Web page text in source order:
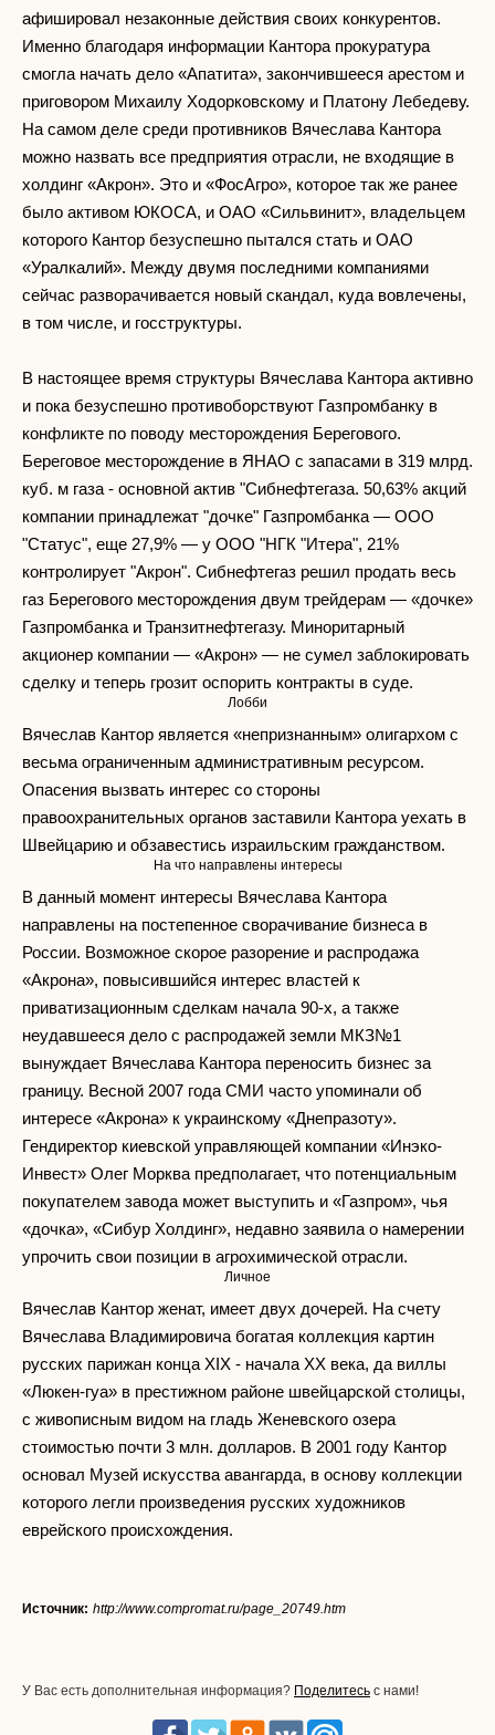
афишировал незаконные действия своих конкурентов.
Именно благодаря информации Кантора прокуратура
смогла начать дело «Апатита», закончившееся арестом и
приговором Михаилу Ходорковскому и Платону Лебедеву.
На самом деле среди противников Вячеслава Кантора
можно назвать все предприятия отрасли, не входящие в
холдинг «Акрон». Это и «ФосАгро», которое так же ранее
было активом ЮКОСА, и ОАО «Сильвинит», владельцем
которого Кантор безуспешно пытался стать и ОАО
«Уралкалий». Между двумя последними компаниями
сейчас разворачивается новый скандал, куда вовлечены,
в том числе, и госструктуры.
В настоящее время структуры Вячеслава Кантора активно
и пока безуспешно противоборствуют Газпромбанку в
конфликте по поводу месторождения Берегового.
Береговое месторождение в ЯНАО с запасами в 319 млрд.
куб. м газа - основной актив "Сибнефтегаза. 50,63% акций
компании принадлежат "дочке" Газпромбанка — ООО
"Статус", еще 27,9% — у ООО "НГК "Итера", 21%
контролирует "Акрон". Сибнефтегаз решил продать весь
газ Берегового месторождения двум трейдерам — «дочке»
Газпромбанка и Транзитнефтегазу. Миноритарный
акционер компании — «Акрон» — не сумел заблокировать
сделку и теперь грозит оспорить контракты в суде.
Лобби
Вячеслав Кантор является «непризнанным» олигархом с
весьма ограниченным административным ресурсом.
Опасения вызвать интерес со стороны
правоохранительных органов заставили Кантора уехать в
Швейцарию и обзавестись израильским гражданством.
На что направлены интересы
В данный момент интересы Вячеслава Кантора
направлены на постепенное сворачивание бизнеса в
России. Возможное скорое разорение и распродажа
«Акрона», повысившийся интерес властей к
приватизационным сделкам начала 90-х, а также
неудавшееся дело с распродажей земли МКЗ№1
вынуждает Вячеслава Кантора переносить бизнес за
границу. Весной 2007 года СМИ часто упоминали об
интересе «Акрона» к украинскому «Днепразоту».
Гендиректор киевской управляющей компании «Инэко-
Инвест» Олег Морква предполагает, что потенциальным
покупателем завода может выступить и «Газпром», чья
«дочка», «Сибур Холдинг», недавно заявила о намерении
упрочить свои позиции в агрохимической отрасли.
Личное
Вячеслав Кантор женат, имеет двух дочерей. На счету
Вячеслава Владимировича богатая коллекция картин
русских парижан конца XIX - начала XX века, да виллы
«Люкен-гуа» в престижном районе швейцарской столицы,
с живописным видом на гладь Женевского озера
стоимостью почти 3 млн. долларов. В 2001 году Кантор
основал Музей искусства авангарда, в основу коллекции
которого легли произведения русских художников
еврейского происхождения.
Источник: http://www.compromat.ru/page_20749.htm
У Вас есть дополнительная информация? Поделитесь с нами!